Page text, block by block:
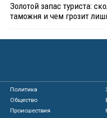
Золотой запас туриста:
таможня и чем грозит
Политика
Общество
Происшествия